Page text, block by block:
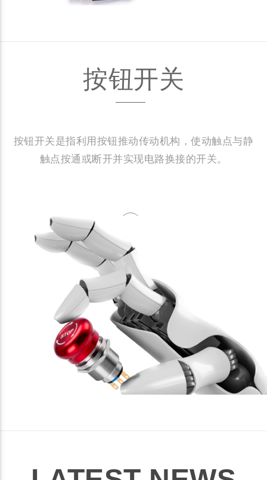
按钮开关
按钮开关是指利用按钮推动传动机构，使动触点与静
触点按通或断开并实现电路换接的开关。